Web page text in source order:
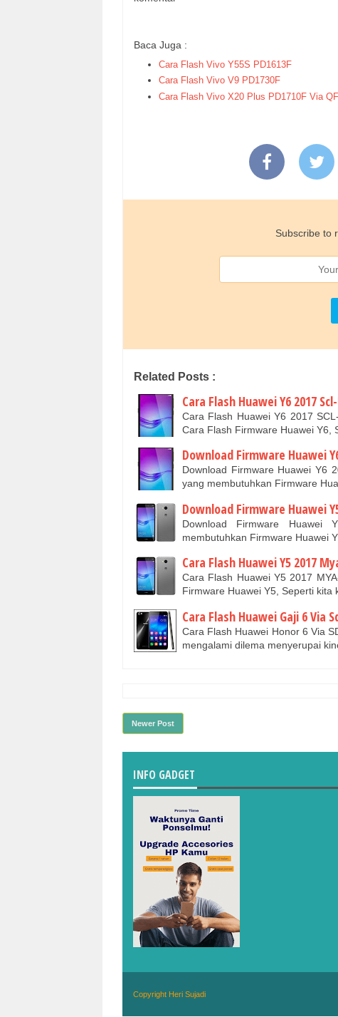
Baca Juga :
Cara Flash Vivo Y55S PD1613F
Cara Flash Vivo V9 PD1730F
Cara Flash Vivo X20 Plus PD1710F Via
Subscribe to
Related Posts :
Cara Flash Huawei Y6 2017
Cara Flash Huawei Y6 2017
Cara Flash Firmware Huawei Y6,
Download Firmware Huawei
Download Firmware Huawei Y6
yang membutuhkan Firmware
Download Firmware Huawei
Download Firmware
membutuhkan Firmware Huawei
Cara Flash Huawei Y5 2017
Cara Flash Huawei Y5 2017
Firmware Huawei Y5, Seperti
Cara Flash Huawei Gaji 6 Via
Cara Flash Huawei Honor 6 Via
mengalami dilema menyerupai
Newer Post
INFO GADGET
Copyright Heri Sujadi